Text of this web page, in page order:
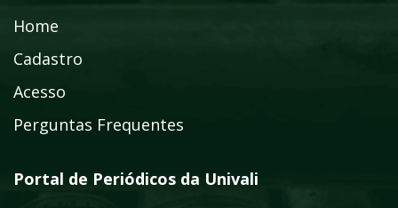
Home
Cadastro
Acesso
Perguntas Frequentes
Portal de Periódicos da Univali